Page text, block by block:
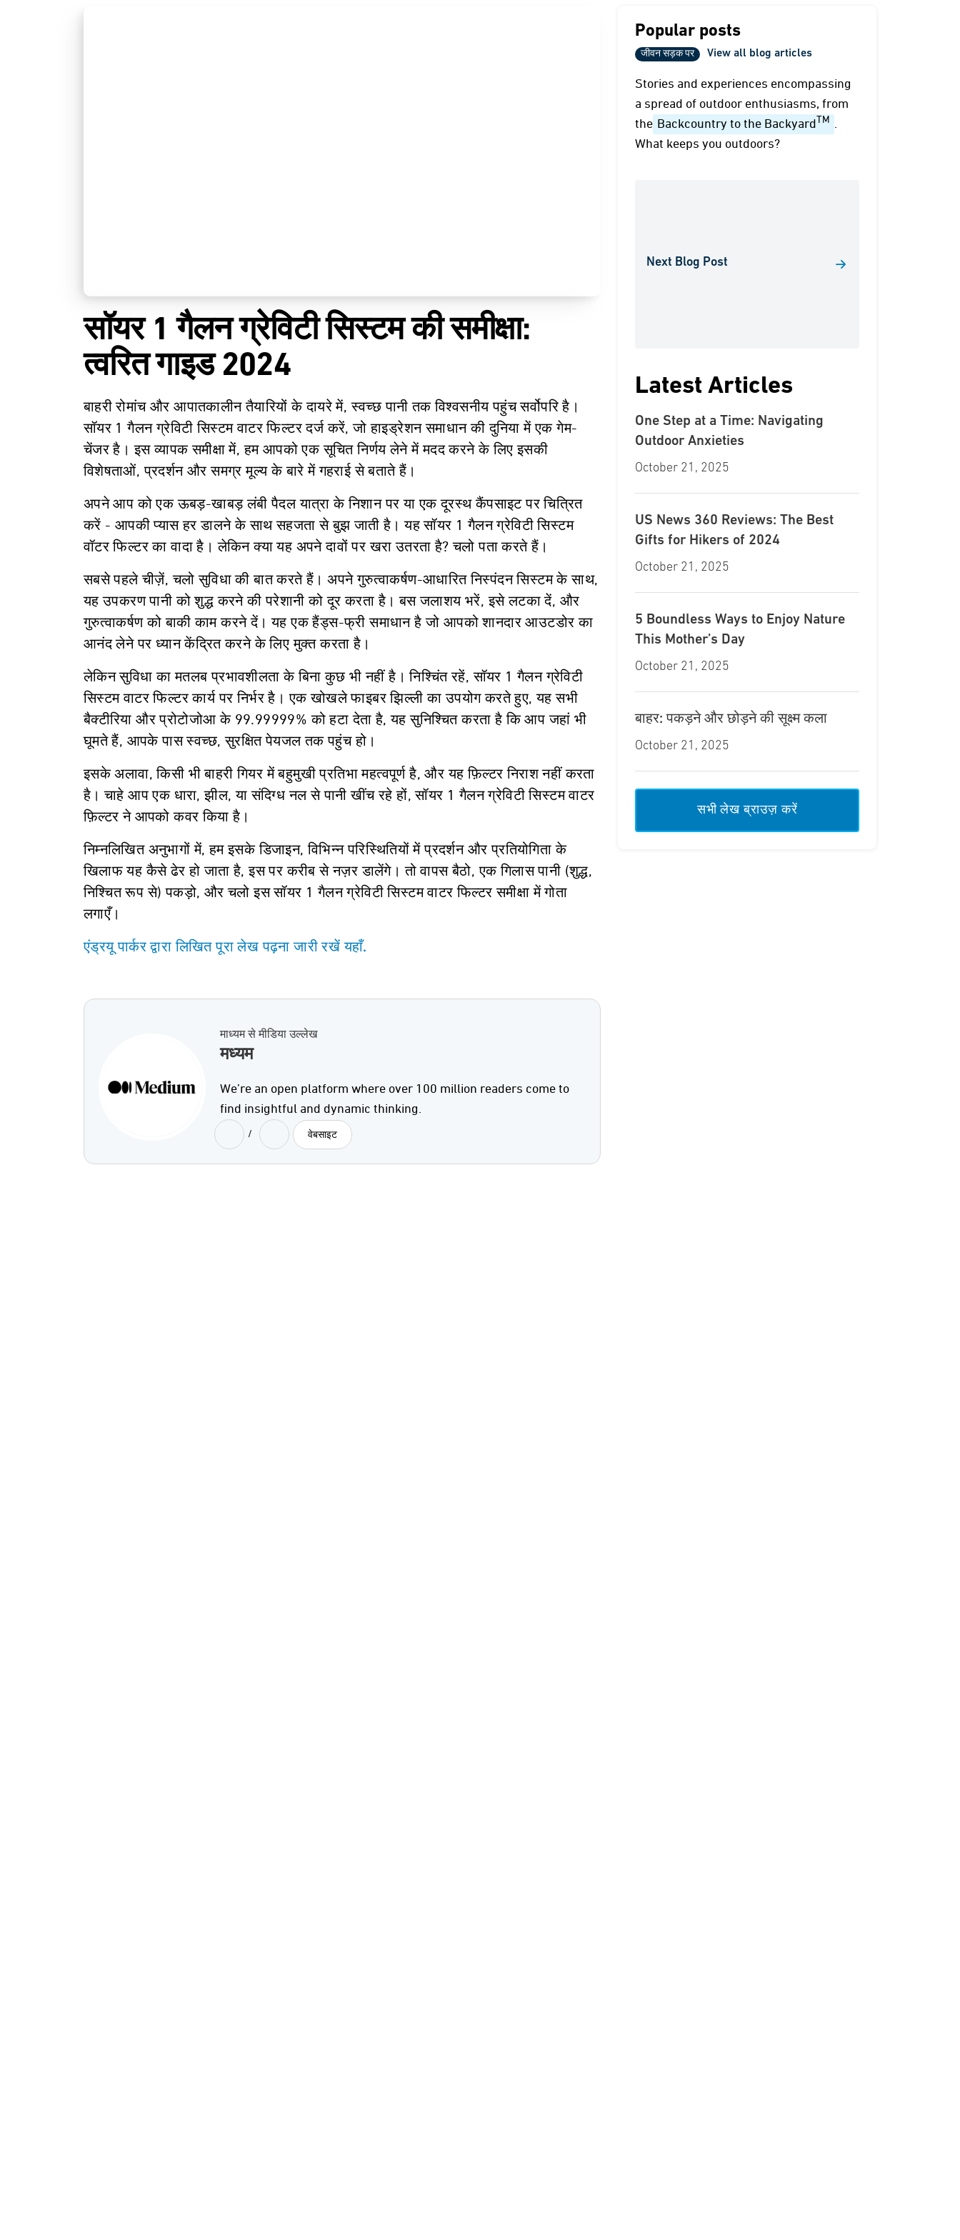
सॉयर 1 गैलन ग्रेविटी सिस्टम की समीक्षा:
त्वरित गाइड 2024
बाहरी रोमांच और आपातकालीन तैयारियों के दायरे में, स्वच्छ पानी तक विश्वसनीय पहुंच सर्वोपरि है।
सॉयर 1 गैलन ग्रेविटी सिस्टम वाटर फिल्टर दर्ज करें, जो हाइड्रेशन समाधान की दुनिया में एक गेम-
चेंजर है। इस व्यापक समीक्षा में, हम आपको एक सूचित निर्णय लेने में मदद करने के लिए इसकी
विशेषताओं, प्रदर्शन और समग्र मूल्य के बारे में गहराई से बताते हैं।
अपने आप को एक ऊबड़-खाबड़ लंबी पैदल यात्रा के निशान पर या एक दूरस्थ कैंपसाइट पर चित्रित
करें - आपकी प्यास हर डालने के साथ सहजता से बुझ जाती है। यह सॉयर 1 गैलन ग्रेविटी सिस्टम
वॉटर फिल्टर का वादा है। लेकिन क्या यह अपने दावों पर खरा उतरता है? चलो पता करते हैं।
सबसे पहले चीज़ें, चलो सुविधा की बात करते हैं। अपने गुरुत्वाकर्षण-आधारित निस्पंदन सिस्टम के साथ,
यह उपकरण पानी को शुद्ध करने की परेशानी को दूर करता है। बस जलाशय भरें, इसे लटका दें, और
गुरुत्वाकर्षण को बाकी काम करने दें। यह एक हैंड्स-फ्री समाधान है जो आपको शानदार आउटडोर का
आनंद लेने पर ध्यान केंद्रित करने के लिए मुक्त करता है।
लेकिन सुविधा का मतलब प्रभावशीलता के बिना कुछ भी नहीं है। निश्चिंत रहें, सॉयर 1 गैलन ग्रेविटी
सिस्टम वाटर फिल्टर कार्य पर निर्भर है। एक खोखले फाइबर झिल्ली का उपयोग करते हुए, यह सभी
बैक्टीरिया और प्रोटोजोआ के 99.99999% को हटा देता है, यह सुनिश्चित करता है कि आप जहां भी
घूमते हैं, आपके पास स्वच्छ, सुरक्षित पेयजल तक पहुंच हो।
इसके अलावा, किसी भी बाहरी गियर में बहुमुखी प्रतिभा महत्वपूर्ण है, और यह फ़िल्टर निराश नहीं करता
है। चाहे आप एक धारा, झील, या संदिग्ध नल से पानी खींच रहे हों, सॉयर 1 गैलन ग्रेविटी सिस्टम वाटर
फ़िल्टर ने आपको कवर किया है।
निम्नलिखित अनुभागों में, हम इसके डिजाइन, विभिन्न परिस्थितियों में प्रदर्शन और प्रतियोगिता के
खिलाफ यह कैसे ढेर हो जाता है, इस पर करीब से नज़र डालेंगे। तो वापस बैठो, एक गिलास पानी (शुद्ध,
निश्चित रूप से) पकड़ो, और चलो इस सॉयर 1 गैलन ग्रेविटी सिस्टम वाटर फिल्टर समीक्षा में गोता
लगाएँ।
एंड्रयू पार्कर द्वारा लिखित पूरा लेख पढ़ना जारी रखें यहाँ.
माध्यम से मीडिया उल्लेख
मध्यम
We’re an open platform where over 100 million readers come to
find insightful and dynamic thinking.
/ वेबसाइट
Popular posts
जीवन सड़क पर View all blog articles
Stories and experiences encompassing
a spread of outdoor enthusiasms, from
the Backcountry to the Backyard TM
.
What keeps you outdoors?
Next Blog Post
Latest Articles
One Step at a Time: Navigating
Outdoor Anxieties
October 21, 2025
US News 360 Reviews: The Best
Gifts for Hikers of 2024
October 21, 2025
5 Boundless Ways to Enjoy Nature
This Mother’s Day
October 21, 2025
बाहर: पकड़ने और छोड़ने की सूक्ष्म कला
October 21, 2025
सभी लेख ब्राउज़ करें